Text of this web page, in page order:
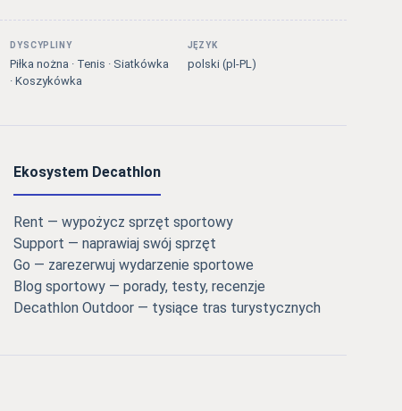
DYSCYPLINY
Piłka nożna · Tenis · Siatkówka
· Koszykówka
JĘZYK
polski (pl-PL)
Ekosystem Decathlon
Rent — wypożycz sprzęt sportowy
Support — naprawiaj swój sprzęt
Go — zarezerwuj wydarzenie sportowe
Blog sportowy — porady, testy, recenzje
Decathlon Outdoor — tysiące tras turystycznych